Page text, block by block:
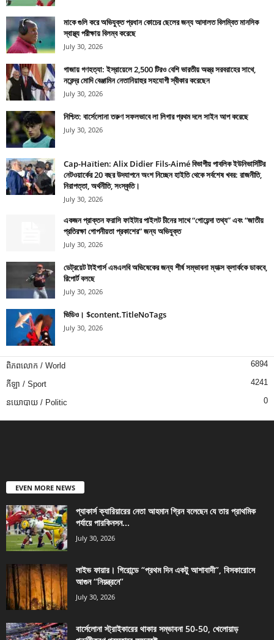
মাকে গুলি করে অভিযুক্ত প্রধান কোচের ছেলের জন্য আদালত বিলম্বিত মানসিক
স্বাস্থ্য পরীক্ষায় বিলম্ব করেছে
July 30, 2026
গাজায় গণহত্যা: ইস্রায়েলে 2,500 টিরও বেশি ভারতীয় অস্ত্র সরবরাহের সাথে,
নরেন্দ্র মোদি বেঞ্জামিন নেতানিয়াহুর সহযোগী স্বীকার করেছেন
July 30, 2026
নিশ্চিত: বার্সেলোনা তরুণ সফলভাবে লা লিগার প্রথম দলে সাইন আপ করেছে
July 30, 2026
Cap-Haïtien: Alix Didier Fils-Aimé বিভাগীয় পাবলিক ইউনিভার্সিটির
নেটওয়ার্কের 20 বছর উদযাপনে অংশ নিচ্ছেন হাইতি থেকে সর্বশেষ খবর: রাজনীতি,
নিরাপত্তা, অর্থনীতি, সংস্কৃতি।
July 30, 2026
একজন প্রাক্তন ফরাসি ফাইটার পাইলট চীনের সাথে “গোয়েন্দা তথ্য” এবং “জাতীয়
প্রতিরক্ষা গোপনীয়তা প্রকাশের” জন্য অভিযুক্ত
July 30, 2026
ডেট্রয়েট টাইগার্স এমএলবি অভিষেকের জন্য শীর্ষ সম্ভাবনা ম্যাক্স ক্লার্ককে ডাকবে,
রিপোর্ট বলছে
July 30, 2026
ভিডিও। $content.TitleNoTags
July 30, 2026
ពិភពលោក / World 6894
កីឡា / Sport 4241
នយោបាយ / Politic 0
EVEN MORE NEWS
প্যাকার্স ক্যারিয়ারের নেতা আহমান গ্রিন বলেছেন যে তার প্রাথমিক
পর্যায়ে পারকিনসন...
July 30, 2026
লাইভ ফায়ার। গিরোন্ডে “প্রথম দিন একটু আশাবাদী”, বিসকারোসে
আগুন “নিয়ন্ত্রনে”
July 30, 2026
বার্সেলোনা স্ট্রাইকারের থাকার সম্ভাবনা 50-50, খেলোয়াড়